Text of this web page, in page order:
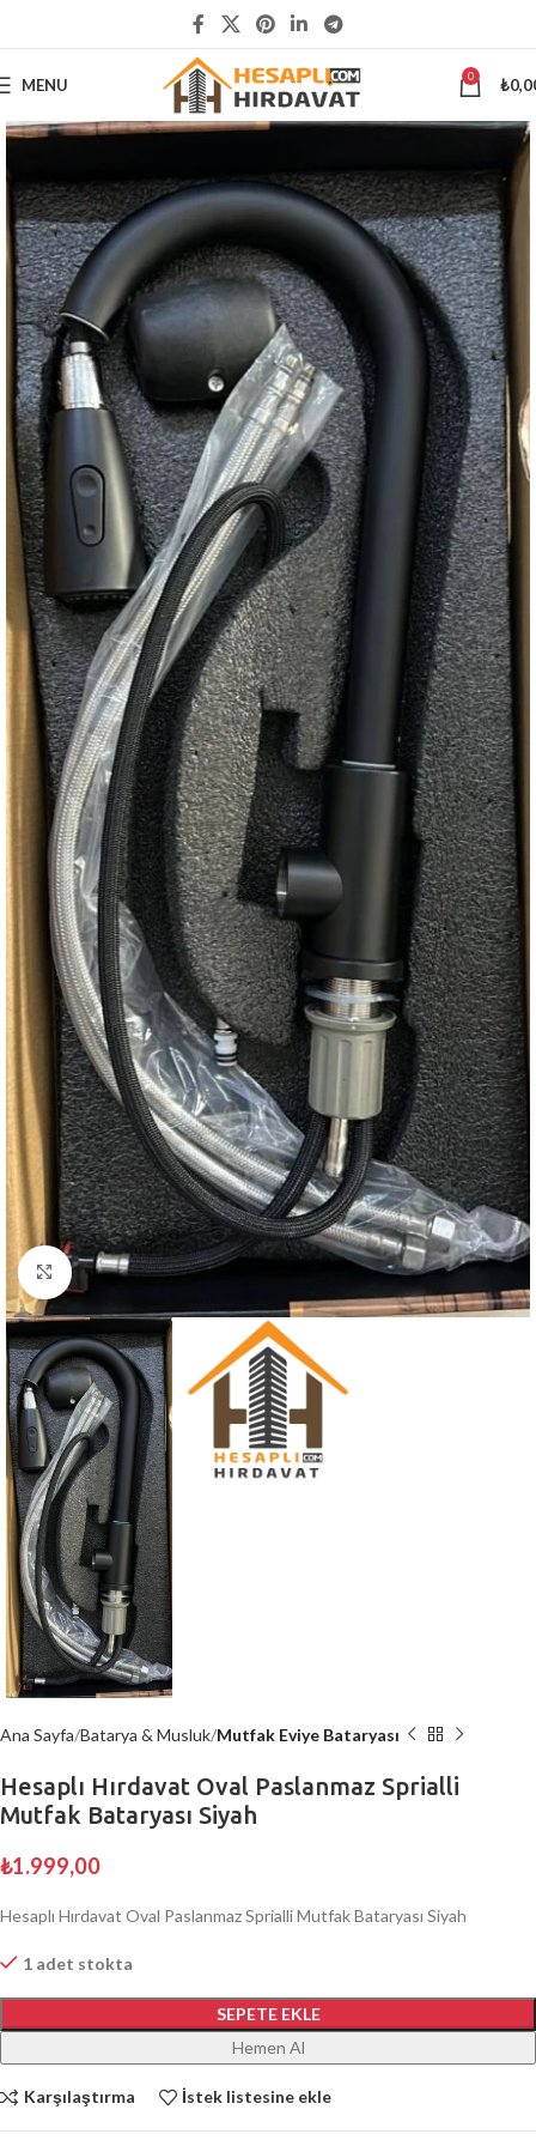
MENU 0 ₺
Büyütmek için tıklayın
Ana Sayfa Batarya & Musluk Mutfak Eviye Bataryası
Hesaplı Hırdavat Oval Paslanmaz Sprialli
Mutfak Bataryası Siyah
₺1.999,00
Hesaplı Hırdavat Oval Paslanmaz Sprialli Mutfak Bataryası Siyah
1 adet stokta
SEPETE EKLE
Hemen Al
Karşılaştırma İstek listesine ekle
ÜSTÜ ALIŞVERİŞLERİNİZDE KARGO ÜCRETSİZ